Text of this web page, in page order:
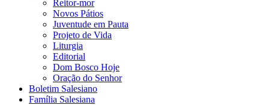
Reitor-mor
Novos Pátios
Juventude em Pauta
Projeto de Vida
Liturgia
Editorial
Dom Bosco Hoje
Oração do Senhor
Boletim Salesiano
Família Salesiana